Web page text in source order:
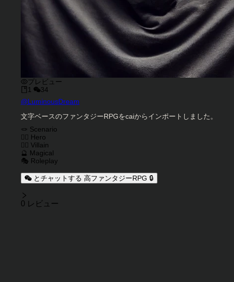
プレビュー
1
34
キャラクタークリエイター
@LuminousDream
キャラクター説明
文字ベースのファンタジーRPGをcaiからインポートしました。
キャラクタータグ
🪢 Scenario
🦸‍♂️ Hero
🦹‍♂️ Villain
🔮 Magical
🎭 Roleplay
とチャットする 高ファンタジーRPG 🔒
レビュー
0 レビュー